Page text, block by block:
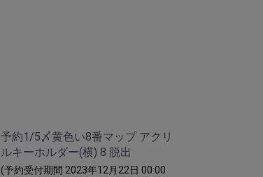
予約1/5〆黄色い8番マップ アクリ
ルキーホルダー(横) 8 脱出
(予約受付期間 2023年12月22日 00:00